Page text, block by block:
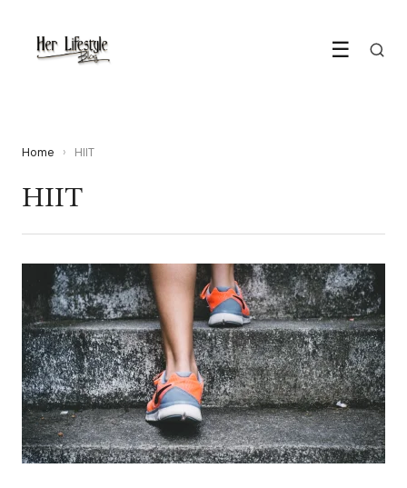
☰
Home › HIIT
HIIT